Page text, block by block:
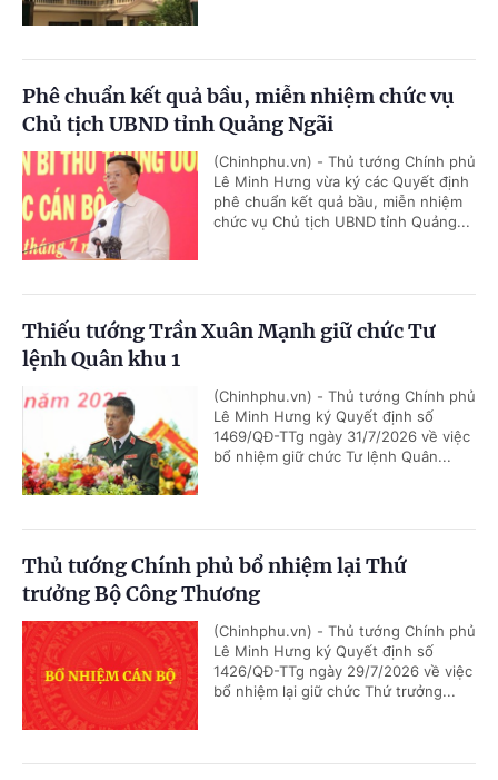
Phê chuẩn kết quả bầu, miễn nhiệm chức vụ
Chủ tịch UBND tỉnh Quảng Ngãi
(Chinhphu.vn) - Thủ tướng Chính phủ
Lê Minh Hưng vừa ký các Quyết định
phê chuẩn kết quả bầu, miễn nhiệm
chức vụ Chủ tịch UBND tỉnh Quảng...
Thiếu tướng Trần Xuân Mạnh giữ chức Tư
lệnh Quân khu 1
(Chinhphu.vn) - Thủ tướng Chính phủ
Lê Minh Hưng ký Quyết định số
1469/QĐ-TTg ngày 31/7/2026 về việc
bổ nhiệm giữ chức Tư lệnh Quân...
Thủ tướng Chính phủ bổ nhiệm lại Thứ
trưởng Bộ Công Thương
(Chinhphu.vn) - Thủ tướng Chính phủ
Lê Minh Hưng ký Quyết định số
1426/QĐ-TTg ngày 29/7/2026 về việc
bổ nhiệm lại giữ chức Thứ trưởng...